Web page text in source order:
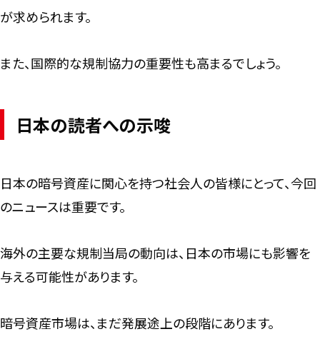
が求められます。
また、国際的な規制協力の重要性も高まるでしょう。
日本の読者への示唆
日本の暗号資産に関心を持つ社会人の皆様にとって、今回
のニュースは重要です。
海外の主要な規制当局の動向は、日本の市場にも影響を
与える可能性があります。
暗号資産市場は、まだ発展途上の段階にあります。